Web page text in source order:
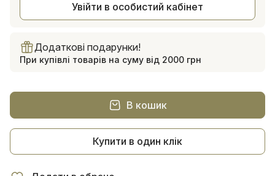
Увійти в особистий кабінет
Додаткові подарунки!
При купівлі товарів на суму від 2000 грн
В кошик
Купити в один клік